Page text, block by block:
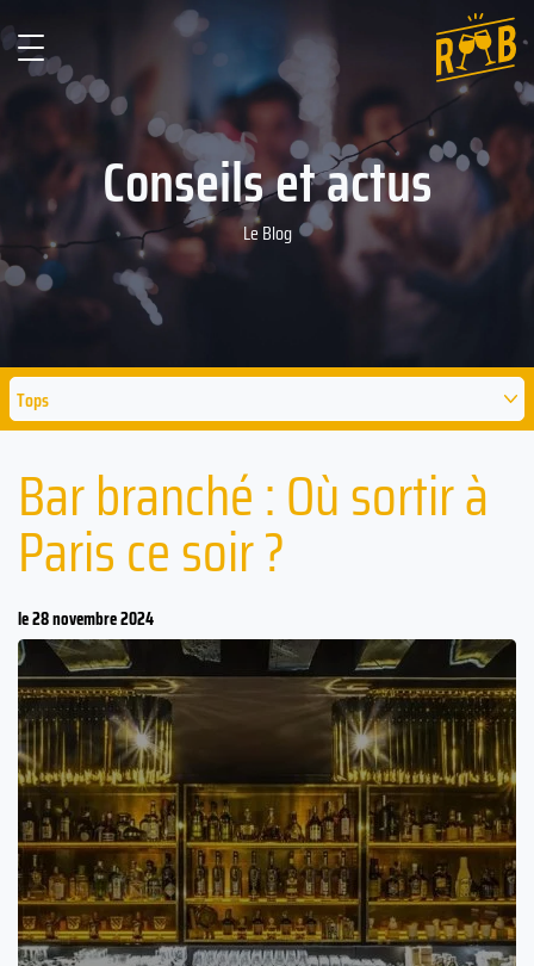
Conseils et actus
Le Blog
Tops
Bar branché : Où sortir à
Paris ce soir ?
le 28 novembre 2024